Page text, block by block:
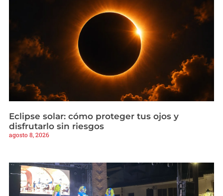
Eclipse solar: cómo proteger tus ojos y
disfrutarlo sin riesgos
agosto 8, 2026